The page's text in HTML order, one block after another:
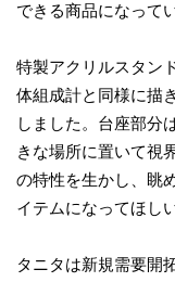
できる商品になって
特製アクリルスタン
体組成計と同様に描
しました。台座部分
きな場所に置いて視
の特性を生かし、眺
イテムになってほし
タニタは新規需要開